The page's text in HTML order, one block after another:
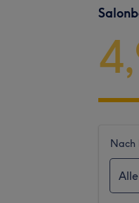
Nach